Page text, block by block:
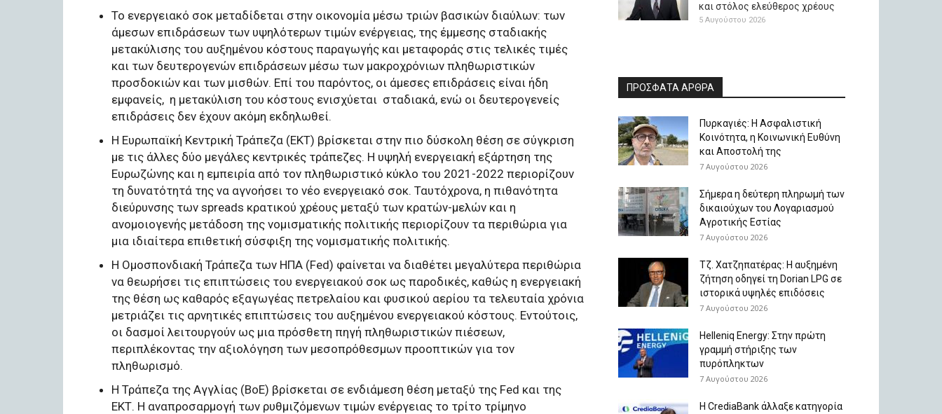
Το ενεργειακό σοκ μεταδίδεται στην οικονομία μέσω τριών βασικών διαύλων: των
άμεσων επιδράσεων των υψηλότερων τιμών ενέργειας, της έμμεσης σταδιακής
μετακύλισης του αυξημένου κόστους παραγωγής και μεταφοράς στις τελικές τιμές
και των δευτερογενών επιδράσεων μέσω των μακροχρόνιων πληθωριστικών
προσδοκιών και των μισθών. Επί του παρόντος, οι άμεσες επιδράσεις είναι ήδη
εμφανείς, η μετακύλιση του κόστους ενισχύεται σταδιακά, ενώ οι δευτερογενείς
επιδράσεις δεν έχουν ακόμη εκδηλωθεί.
Η Ευρωπαϊκή Κεντρική Τράπεζα (ΕΚΤ) βρίσκεται στην πιο δύσκολη θέση σε σύγκριση
με τις άλλες δύο μεγάλες κεντρικές τράπεζες. Η υψηλή ενεργειακή εξάρτηση της
Ευρωζώνης και η εμπειρία από τον πληθωριστικό κύκλο του 2021-2022 περιορίζουν
τη δυνατότητά της να αγνοήσει το νέο ενεργειακό σοκ. Ταυτόχρονα, η πιθανότητα
διεύρυνσης των spreads κρατικού χρέους μεταξύ των κρατών-μελών και η
ανομοιογενής μετάδοση της νομισματικής πολιτικής περιορίζουν τα περιθώρια για
μια ιδιαίτερα επιθετική σύσφιξη της νομισματικής πολιτικής.
Η Ομοσπονδιακή Τράπεζα των ΗΠΑ (Fed) φαίνεται να διαθέτει μεγαλύτερα περιθώρια
να θεωρήσει τις επιπτώσεις του ενεργειακού σοκ ως παροδικές, καθώς η ενεργειακή
της θέση ως καθαρός εξαγωγέας πετρελαίου και φυσικού αερίου τα τελευταία χρόνια
μετριάζει τις αρνητικές επιπτώσεις του αυξημένου ενεργειακού κόστους. Εντούτοις,
οι δασμοί λειτουργούν ως μια πρόσθετη πηγή πληθωριστικών πιέσεων,
περιπλέκοντας την αξιολόγηση των μεσοπρόθεσμων προοπτικών για τον
πληθωρισμό.
Η Τράπεζα της Αγγλίας (BoE) βρίσκεται σε ενδιάμεση θέση μεταξύ της Fed και της
ΕΚΤ. Η αναπροσαρμογή των ρυθμιζόμενων τιμών ενέργειας το τρίτο τρίμηνο
και στόλος ελεύθερος χρέους
5 Αυγούστου 2026
ΠΡΟΣΦΑΤΑ ΑΡΘΡΑ
Πυρκαγιές: Η Ασφαλιστική
Κοινότητα, η Κοινωνική Ευθύνη
και Αποστολή της
7 Αυγούστου 2026
Σήμερα η δεύτερη πληρωμή των
δικαιούχων του Λογαριασμού
Αγροτικής Εστίας
7 Αυγούστου 2026
Τζ. Χατζηπατέρας: H αυξημένη
ζήτηση οδηγεί τη Dorian LPG σε
ιστορικά υψηλές επιδόσεις
7 Αυγούστου 2026
Helleniq Energy: Στην πρώτη
γραμμή στήριξης των
πυρόπληκτων
7 Αυγούστου 2026
Η CrediaBank άλλαξε κατηγορία